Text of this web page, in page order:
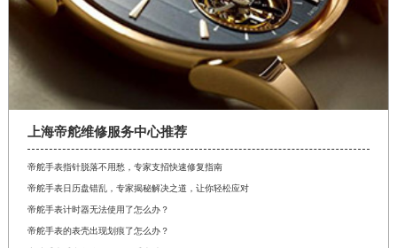
上海帝舵维修服务中心推荐
帝舵手表指针脱落不用愁，专家支招快速修复指南
帝舵手表日历盘错乱，专家揭秘解决之道，让你轻松应对
帝舵手表计时器无法使用了怎么办？
帝舵手表的表壳出现划痕了怎么办？